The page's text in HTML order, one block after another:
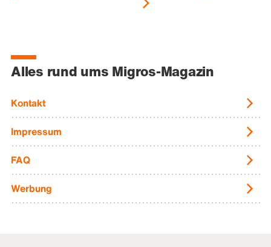
Alles rund ums Migros-Magazin
Kontakt
Impressum
FAQ
Werbung